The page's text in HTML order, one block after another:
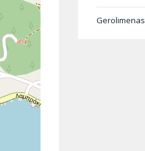
Gerolimenas